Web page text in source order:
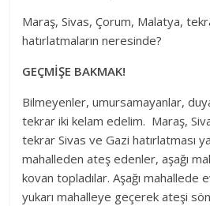
Maraş, Sivas, Çorum, Malatya,
hatırlatmaların neresinde?
GEÇMİŞE BAKMAK!
Bilmeyenler, umursamayanlar,
tekrar iki kelam edelim. Maraş,
tekrar Sivas ve Gazi hatırlatması
mahalleden ateş edenler, aşağı
kovan topladılar. Aşağı
yukarı mahalleye geçerek ateşi